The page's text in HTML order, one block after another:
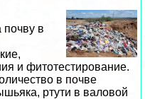
почву в
и фитотестирование.
в почве
ртути в валовой